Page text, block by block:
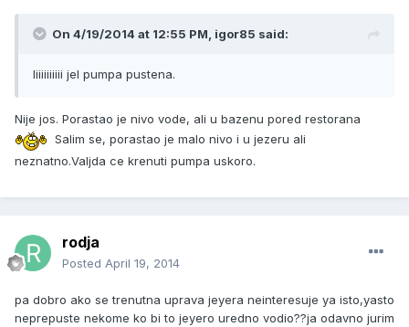
On 4/19/2014 at 12:55 PM, igor85 said:
Iiiiiiiiiii jel pumpa pustena.
Nije jos. Porastao je nivo vode, ali u bazenu pored restorana
Salim se, porastao je malo nivo i u jezeru ali
neznatno.Valjda ce krenuti pumpa uskoro.
rodja
Posted April 19, 2014
pa dobro ako se trenutna uprava jeyera neinteresuje ya isto,yasto
neprepuste nekome ko bi to jeyero uredno vodio??ja odavno jurim